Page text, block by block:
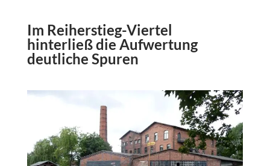
Im Reiherstieg-Viertel
hinterließ die Aufwertung
deutliche Spuren